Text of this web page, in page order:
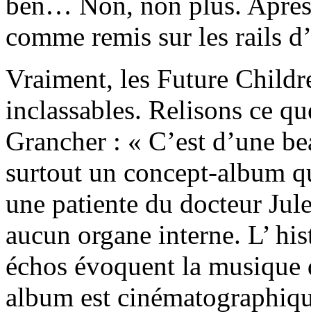
comme remis sur les rails
Vraiment, les Future
inclassables. Relisons ce
Grancher : « C’est d’une
surtout un concept-album
une patiente du docteur
aucun organe interne. L’
échos évoquent la
album est